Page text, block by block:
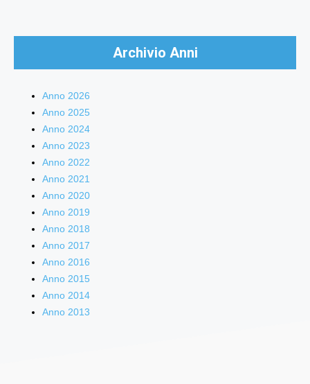
Archivio Anni
Anno 2026
Anno 2025
Anno 2024
Anno 2023
Anno 2022
Anno 2021
Anno 2020
Anno 2019
Anno 2018
Anno 2017
Anno 2016
Anno 2015
Anno 2014
Anno 2013